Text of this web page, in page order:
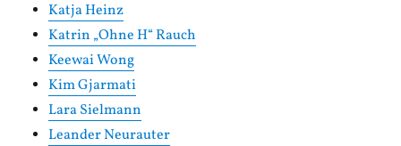
Katja Heinz
Katrin „Ohne H“ Rauch
Keewai Wong
Kim Gjarmati
Lara Sielmann
Leander Neurauter